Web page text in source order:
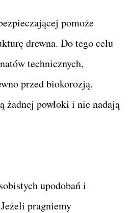
pomoże
drewna. Do tego celu
technicznych,
przed biokorozją.
żadnej powłoki i nie nadają
upodobań i
pragniemy